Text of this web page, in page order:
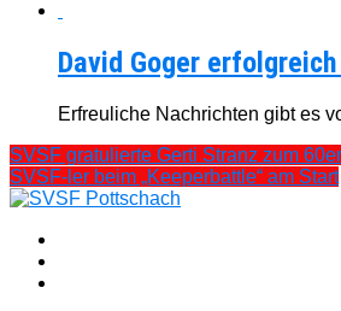
David Goger
Erfreuliche Nachrichten gibt es
SVSF gratulierte Gerti Stranz zum 60er
SVSF-ler beim „Keeperbattle“ am Start